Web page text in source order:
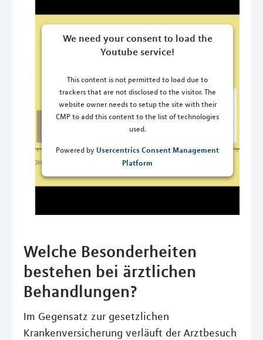
We need your consent to load the
Youtube service!
This content is not permitted to load due to
trackers that are not disclosed to the visitor. The
website owner needs to setup the site with their
CMP to add this content to the list of technologies
used.
Powered by Usercentrics Consent Management
Platform
Welche Besonderheiten
bestehen bei ärztlichen
Behandlungen?
Im Gegensatz zur gesetzlichen
Krankenversicherung verläuft der Arztbesuch